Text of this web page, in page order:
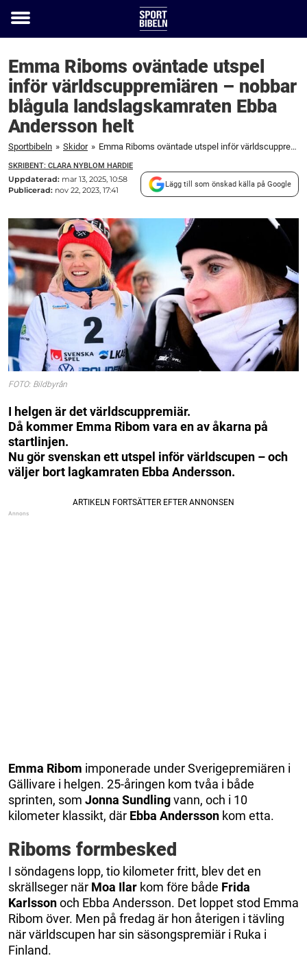
Toggle
Emma Riboms oväntade utspel
inför världscuppremiären – nobbar
blågula landslagskamraten Ebba
Andersson helt
Sportbibeln » Skidor » Emma Riboms oväntade utspel inför världscuppremiären – nobbar blågula landslagskamraten Ebba Andersson helt
SKRIBENT: CLARA NYBLOM HARDIE
Uppdaterad: mar 13, 2025, 10:58
Publicerad: nov 22, 2023, 17:41
Lägg till som önskad källa på Google
FOTO: Bildbyrån
I helgen är det världscuppremiär.
Då kommer Emma Ribom vara en av åkarna på
startlinjen.
Nu gör svenskan ett utspel inför världscupen – och
väljer bort lagkamraten Ebba Andersson.
Emma Ribom imponerade under Sverigepremiären i
Gällivare i helgen. 25-åringen kom tvåa i både
sprinten, som Jonna Sundlingvann, och i 10
kilometer klassikt, där Ebba Andersson kom etta.
Riboms formbesked
I söndagens lopp, tio kilometer fritt, blev det en
skrällseger när Moa Ilar kom före både Frida
Karlssonoch Ebba Andersson. Det loppet stod Emma
Ribom över. Men på fredag är hon återigen i tävling
när världscupen har sin säsongspremiär i Ruka i
Finland.